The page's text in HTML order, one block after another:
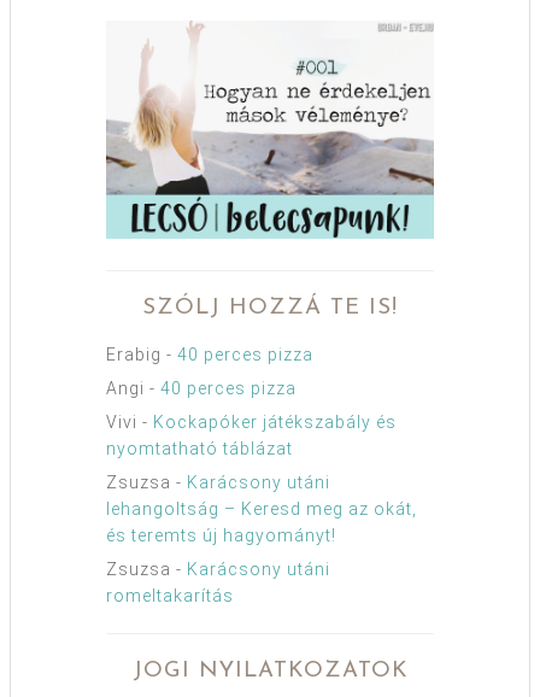
SZÓLJ HOZZÁ TE IS!
Erabig - 40 perces pizza
Angi - 40 perces pizza
Vivi - Kockapóker játékszabály és
nyomtatható táblázat
Zsuzsa - Karácsony utáni
lehangoltság – Keresd meg az okát,
és teremts új hagyományt!
Zsuzsa - Karácsony utáni
romeltakarítás
JOGI NYILATKOZATOK